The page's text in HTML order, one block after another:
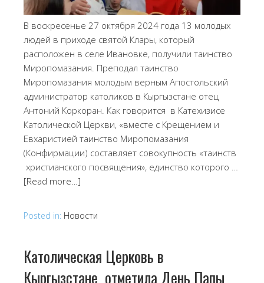
В воскресенье 27 октября 2024 года 13 молодых
людей в приходе святой Клары, который
расположен в селе Ивановке, получили таинство
Миропомазания. Преподал таинство
Миропомазания молодым верным Апостольский
администратор католиков в Кыргызстане отец
Антоний Коркоран. Как говорится в Катехизисе
Католической Церкви, «вместе с Крещением и
Евхаристией таинство Миропомазания
(Конфирмации) составляет совокупность «таинств
христианского посвящения», единство которого …
[Read more…]
Posted in: Новости
Католическая Церковь в
Кыргызстане отметила День Папы